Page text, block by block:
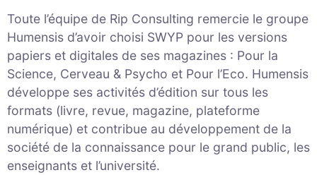
Toute l’équipe de Rip Consulting remercie le groupe
Humensis d’avoir choisi SWYP pour les versions
papiers et digitales de ses magazines : Pour la
Science, Cerveau & Psycho et Pour l’Eco. Humensis
développe ses activités d’édition sur tous les
formats (livre, revue, magazine, plateforme
numérique) et contribue au développement de la
société de la connaissance pour le grand public, les
enseignants et l’université.